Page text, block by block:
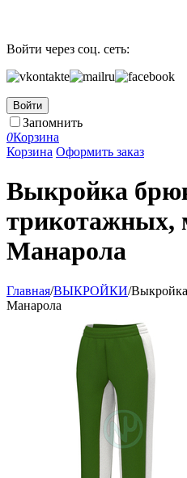
Войти через соц. сеть:
Войти
Запомнить
0Корзина
Корзина Оформить заказ
Выкройка
трикотажных,
Манарола
Главная/ВЫКРОЙКИ/
Манарола